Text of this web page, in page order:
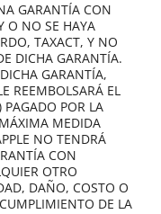
GARANTÍA CON
O NO SE HAYA
TAXACT, Y NO
DICHA GARANTÍA.
GARANTÍA,
REEMBOLSARÁ EL
PAGADO POR LA
MEDIDA
NO TENDRÁ
CON
OTRO
DAÑO, COSTO O
DE LA